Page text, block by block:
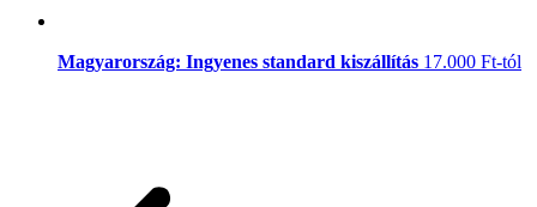
Magyarország: Ingyenes standard kiszállítás 17.000 Ft-tól